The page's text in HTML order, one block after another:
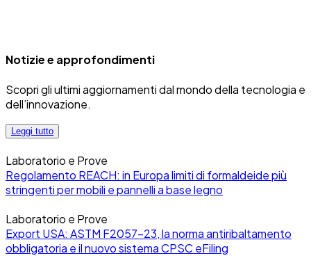
Notizie e approfondimenti
Scopri gli ultimi aggiornamenti dal mondo della tecnologia e
dell’innovazione.
Leggi tutto
Laboratorio e Prove
Regolamento REACH: in Europa limiti di formaldeide più
stringenti per mobili e pannelli a base legno
Laboratorio e Prove
Export USA: ASTM F2057-23, la norma antiribaltamento
obbligatoria e il nuovo sistema CPSC eFiling